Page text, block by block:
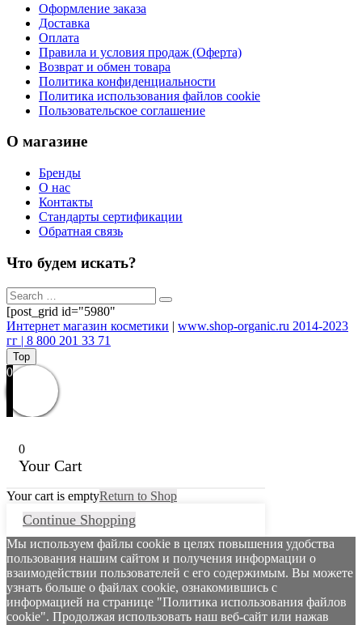
Оформление заказа
Доставка
Оплата
Правила и условия продаж (Оферта)
Возврат и обмен товара
Политика конфиденциальности
Политика использования файлов cookie
Пользовательское соглашение
О магазине
Бренды
О нас
Контакты
Стандарты сертификации
Обратная связь
Что будем искать?
[post_grid id="5980"
Интернет магазин косметики | www.shop-organic.ru 2014-2023
гг | 8 800 201 33 71
Top
0
0
Your Cart
Your cart is emptyReturn to Shop
Continue Shopping
Мы используем файлы cookie в целях повышения удобства
пользования нашим сайтом и получения информации о
взаимодействии пользователей с его содержимым. Вы можете
узнать больше о файлах cookie, ознакомившись с
информацией на странице "Политика использования файлов
cookie". Продолжая использовать наш веб-сайт или нажав